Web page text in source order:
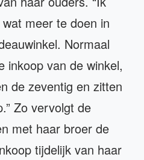
meer te doen in
Normaal
inkoop van de winkel,
de zeventig en zitten
Zo vervolgt de
met haar broer de
tijdelijk van haar